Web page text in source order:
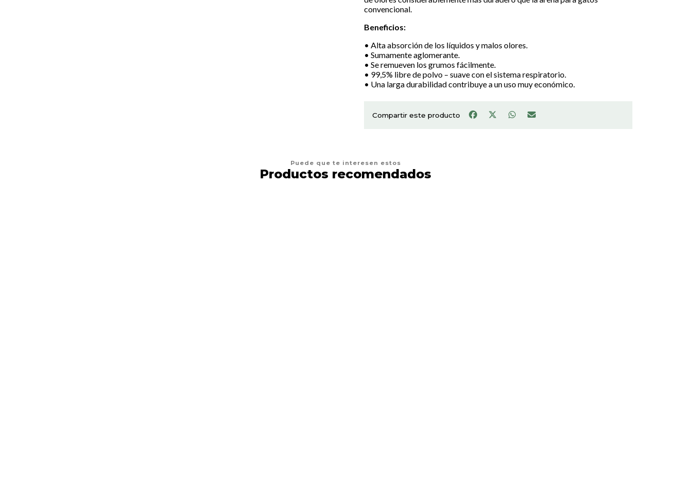
convencional.
Beneficios:
• Alta absorción de los líquidos y malos olores.
• Sumamente aglomerante.
• Se remueven los grumos fácilmente.
• 99,5% libre de polvo – suave con el sistema respiratorio.
• Una larga durabilidad contribuye a un uso muy económico.
Compartir este producto
Puede que te interesen estos
Productos recomendados